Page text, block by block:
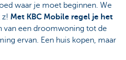
waar je moet beginnen. We
z! Met KBC Mobile regel je het
van een droomwoning tot de
ervan. Een huis kopen, maar